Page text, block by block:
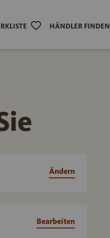
HÄNDLER FINDEN
Ändern
Bearbeiten